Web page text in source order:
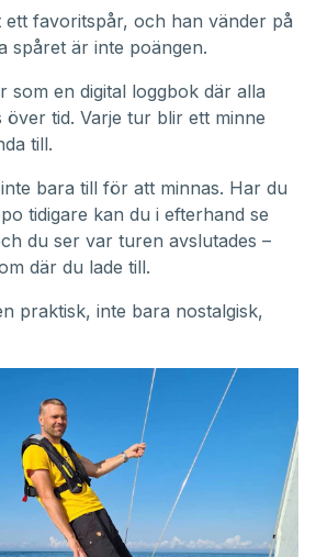
ett favoritspår, och han vänder på
spåret är inte poängen.
som en digital loggbok där alla
över tid. Varje tur blir ett minne
till.
bara till för att minnas. Har du
tidigare kan du i efterhand se
du ser var turen avslutades –
där du lade till.
praktisk, inte bara nostalgisk,